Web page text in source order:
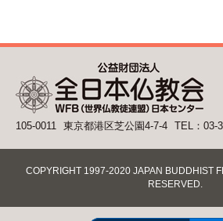
105-0011 東京都港区芝公園4-7-4 TEL：03-
COPYRIGHT 1997-2020 JAPAN BUDDHIST
RESERVED.